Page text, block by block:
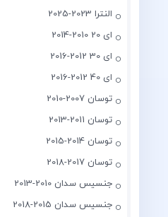
النترا 2023-2025
ای 20 2010-2014
ای 30 2012-2016
ای 40 2012-2016
توسان 2007-2010
توسان 2011-2013
توسان 2014-2015
توسان 2017-2018
جنسیس سدان 2010-2013
جنسیس سدان 2015-2018